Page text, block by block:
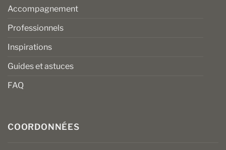
Accompagnement
Professionnels
Inspirations
Guides et astuces
FAQ
COORDONNÉES